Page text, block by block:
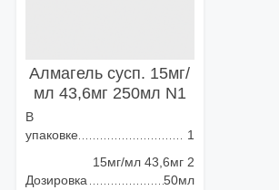
Алмагель сусп. 15мг/
мл 43,6мг 250мл N1
В
упаковке
1
Дозировка
15мг/мл 43,6мг 2
50мл